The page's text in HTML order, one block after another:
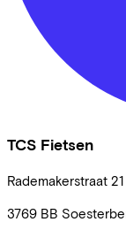
TCS Fietsen
Rademakerstraat 21
3769 BB